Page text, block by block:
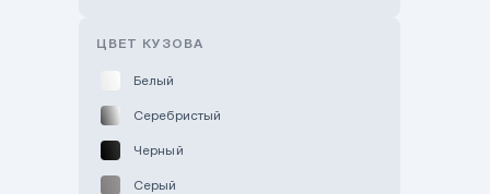
ЦВЕТ КУЗОВА
Белый
Серебристый
Черный
Серый